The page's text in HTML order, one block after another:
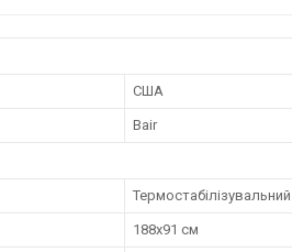
США
Bair
188х91 см